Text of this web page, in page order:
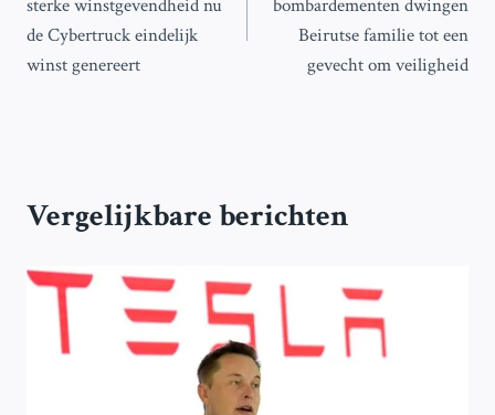
sterke winstgevendheid nu
de Cybertruck eindelijk
winst genereert
bombardementen dwingen
Beirutse familie tot een
gevecht om veiligheid
Vergelijkbare berichten